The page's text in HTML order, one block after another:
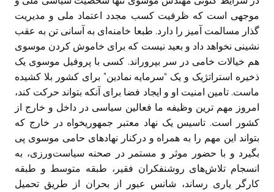
موجهی است که ظرفیت کسب مجدد اعتماد ملی و مدیریت
گذار مسالمت آمیز را دارد. طبعا خامنه‌ای به آسانی تن به عقب
نشینی نخواهد داد و بعید نیست که برای خاموش کردن موسوی
هم خیالات خامی در سر بپروراند. کسی با پروفیل موسوی یک
ذخیره استراتژیک و یک “سرمایه نمادین” برای کشور بلا کشیده
ماست. تامین امنیت او و ایجاد فضا برای آنکه بتواند حرکت کند،
امروز مهم ترین وظیفه ما فعالین سیاسی در داخل و خارج از
کشور است. تاسیس یک نهاد معتبر جمهوریخواه در خارج که
بتواند این مهم را به همراه و درکنار نهاد‌های حامی موسوی پی
بگیرد و با حضور موثر و مستمر در صحنه سیاست‌ورزی، به
انسجام تلاش‌های روشنفکران فقیر، طبقه متوسط و طبقه
کارگر یاری رساند، شانس عبور از بحران از طریق تحمیل